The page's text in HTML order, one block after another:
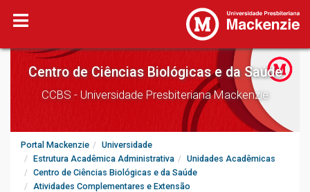
Centro de Ciências Biológicas e da Saúde
CCBS - Universidade Presbiteriana Mackenzie
Portal Mackenzie
Universidade
Estrutura Acadêmica Administrativa
Unidades Acadêmicas
Centro de Ciências Biológicas e da Saúde
Atividades Complementares e Extensão